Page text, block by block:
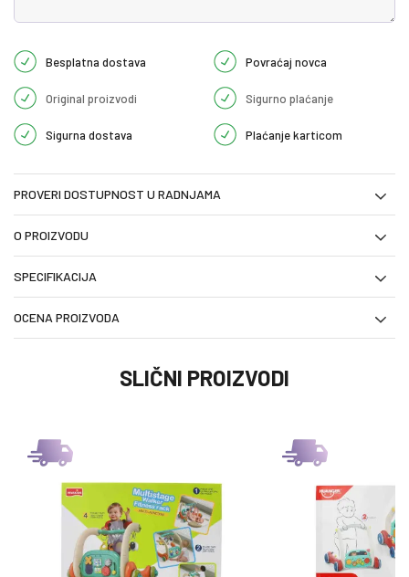
Besplatna dostava Povraćaj novca
Original proizvodi Sigurno plaćanje
Sigurna dostava Plaćanje karticom
PROVERI DOSTUPNOST U RADNJAMA
O PROIZVODU
SPECIFIKACIJA
OCENA PROIZVODA
SLIČNI PROIZVODI